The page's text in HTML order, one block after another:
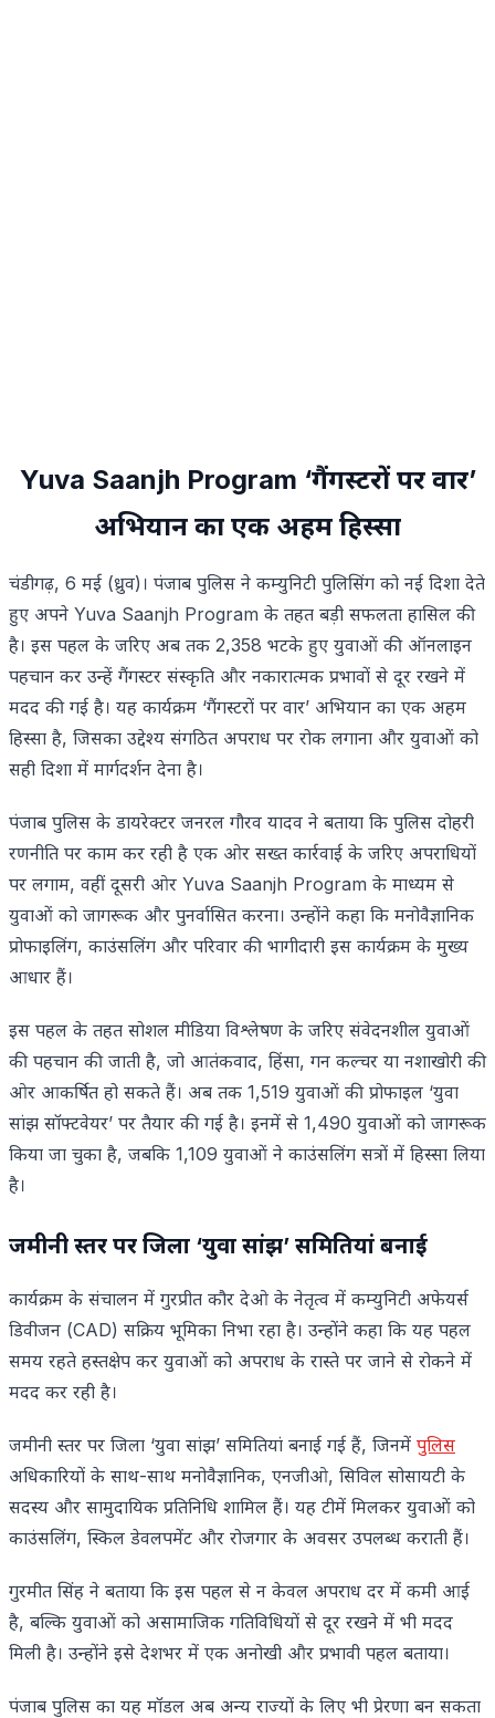
Yuva Saanjh Program ‘गैंगस्टरों पर वार’
अभियान का एक अहम हिस्सा
चंडीगढ़, 6 मई (ध्रुव)। पंजाब पुलिस ने कम्युनिटी पुलिसिंग को नई दिशा देते
हुए अपने Yuva Saanjh Program के तहत बड़ी सफलता हासिल की
है। इस पहल के जरिए अब तक 2,358 भटके हुए युवाओं की ऑनलाइन
पहचान कर उन्हें गैंगस्टर संस्कृति और नकारात्मक प्रभावों से दूर रखने में
मदद की गई है। यह कार्यक्रम ‘गैंगस्टरों पर वार’ अभियान का एक अहम
हिस्सा है, जिसका उद्देश्य संगठित अपराध पर रोक लगाना और युवाओं को
सही दिशा में मार्गदर्शन देना है।
पंजाब पुलिस के डायरेक्टर जनरल गौरव यादव ने बताया कि पुलिस दोहरी
रणनीति पर काम कर रही है एक ओर सख्त कार्रवाई के जरिए अपराधियों
पर लगाम, वहीं दूसरी ओर Yuva Saanjh Program के माध्यम से
युवाओं को जागरूक और पुनर्वासित करना। उन्होंने कहा कि मनोवैज्ञानिक
प्रोफाइलिंग, काउंसलिंग और परिवार की भागीदारी इस कार्यक्रम के मुख्य
आधार हैं।
इस पहल के तहत सोशल मीडिया विश्लेषण के जरिए संवेदनशील युवाओं
की पहचान की जाती है, जो आतंकवाद, हिंसा, गन कल्चर या नशाखोरी की
ओर आकर्षित हो सकते हैं। अब तक 1,519 युवाओं की प्रोफाइल ‘युवा
सांझ सॉफ्टवेयर’ पर तैयार की गई है। इनमें से 1,490 युवाओं को जागरूक
किया जा चुका है, जबकि 1,109 युवाओं ने काउंसलिंग सत्रों में हिस्सा लिया
है।
जमीनी स्तर पर जिला ‘युवा सांझ’ समितियां बनाई
कार्यक्रम के संचालन में गुरप्रीत कौर देओ के नेतृत्व में कम्युनिटी अफेयर्स
डिवीजन (CAD) सक्रिय भूमिका निभा रहा है। उन्होंने कहा कि यह पहल
समय रहते हस्तक्षेप कर युवाओं को अपराध के रास्ते पर जाने से रोकने में
मदद कर रही है।
जमीनी स्तर पर जिला ‘युवा सांझ’ समितियां बनाई गई हैं, जिनमें पुलिस
अधिकारियों के साथ-साथ मनोवैज्ञानिक, एनजीओ, सिविल सोसायटी के
सदस्य और सामुदायिक प्रतिनिधि शामिल हैं। यह टीमें मिलकर युवाओं को
काउंसलिंग, स्किल डेवलपमेंट और रोजगार के अवसर उपलब्ध कराती हैं।
गुरमीत सिंह ने बताया कि इस पहल से न केवल अपराध दर में कमी आई
है, बल्कि युवाओं को असामाजिक गतिविधियों से दूर रखने में भी मदद
मिली है। उन्होंने इसे देशभर में एक अनोखी और प्रभावी पहल बताया।
पंजाब पुलिस का यह मॉडल अब अन्य राज्यों के लिए भी प्रेरणा बन सकता